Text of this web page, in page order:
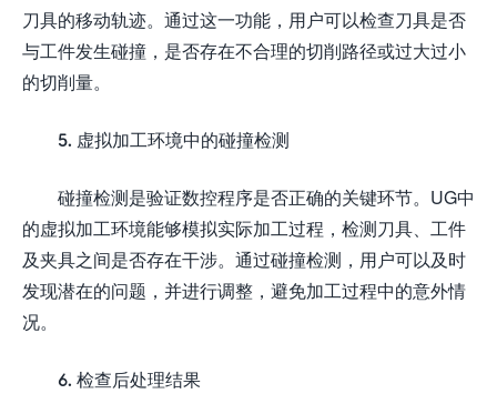
刀具的移动轨迹。通过这一功能，用户可以检查刀具是否
与工件发生碰撞，是否存在不合理的切削路径或过大过小
的切削量。
5. 虚拟加工环境中的碰撞检测
碰撞检测是验证数控程序是否正确的关键环节。UG中
的虚拟加工环境能够模拟实际加工过程，检测刀具、工件
及夹具之间是否存在干涉。通过碰撞检测，用户可以及时
发现潜在的问题，并进行调整，避免加工过程中的意外情
况。
6. 检查后处理结果